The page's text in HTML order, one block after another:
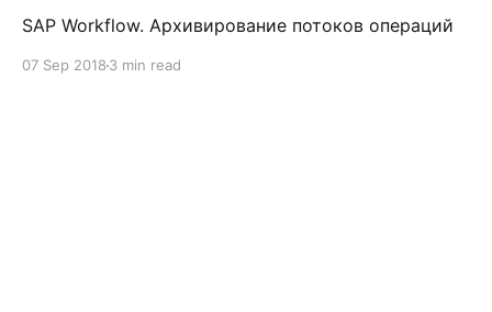
SAP Workflow. Архивирование потоков операций
07 Sep 2018 3 min read